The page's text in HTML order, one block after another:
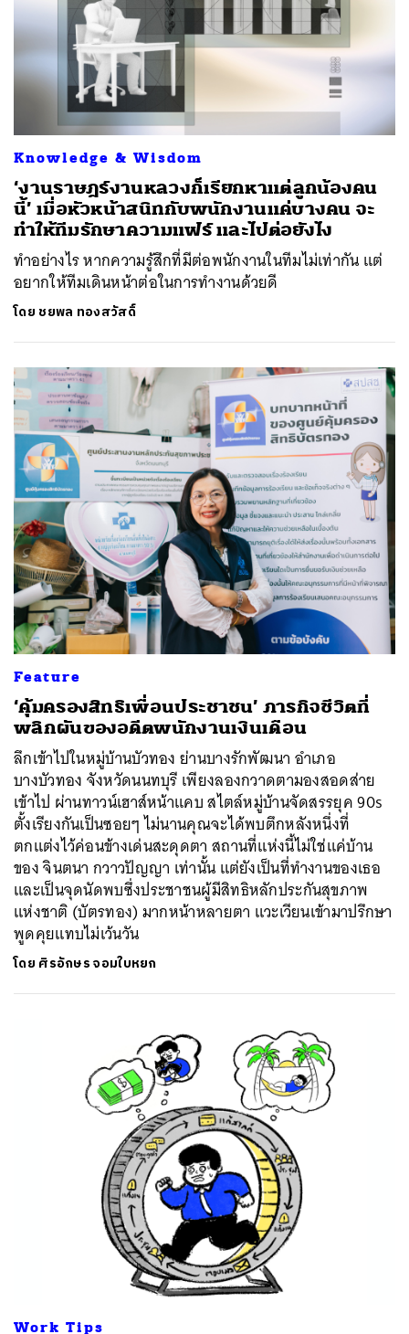
Knowledge & Wisdom
‘งานราษฎร์งานหลวงก็เรียกหาแต่ลูกน้องคน
นี้’ เมื่อหัวหน้าสนิทกับพนักงานแค่บางคน จะ
ทำให้ทีมรักษาความแฟร์ และไปต่อยังไง
ทำอย่างไร หากความรู้สึกที่มีต่อพนักงานในทีมไม่เท่ากัน แต่
อยากให้ทีมเดินหน้าต่อในการทำงานด้วยดี
โดย ชยพล ทองสวัสดิ์
Feature
‘คุ้มครองสิทธิเพื่อนประชาชน’ ภารกิจชีวิตที่
พลิกผันของอดีตพนักงานเงินเดือน
ลึกเข้าไปในหมู่บ้านบัวทอง ย่านบางรักพัฒนา อำเภอ
บางบัวทอง จังหวัดนนทบุรี เพียงลองกวาดตามองสอดส่าย
เข้าไป ผ่านทาวน์เฮาส์หน้าแคบ สไตล์หมู่บ้านจัดสรรยุค 90s
ตั้งเรียงกันเป็นซอยๆ ไม่นานคุณจะได้พบตึกหลังหนึ่งที่
ตกแต่งไว้ค่อนข้างเด่นสะดุดตา สถานที่แห่งนี้ไม่ใช่แค่บ้าน
ของ จินตนา กวาวปัญญา เท่านั้น แต่ยังเป็นที่ทำงานของเธอ
และเป็นจุดนัดพบซึ่งประชาชนผู้มีสิทธิหลักประกันสุขภาพ
แห่งชาติ (บัตรทอง) มากหน้าหลายตา แวะเวียนเข้ามาปรึกษา
พูดคุยแทบไม่เว้นวัน
โดย ศิรอักษร จอมใบหยก
Work Tips
ค้นหา
SHARE TWEET LINE EMAIL